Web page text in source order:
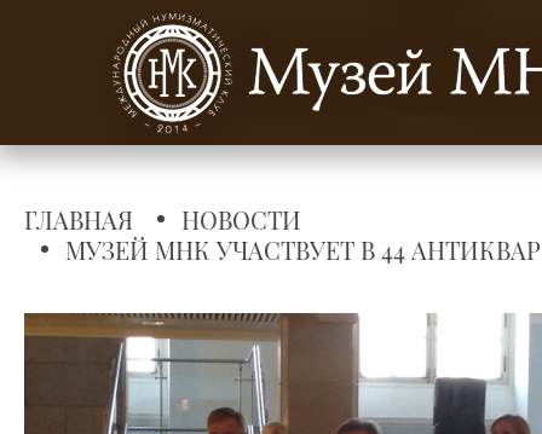
ГЛАВНАЯ
НОВОСТИ
МУЗЕЙ МНК УЧАСТВУЕТ В 44